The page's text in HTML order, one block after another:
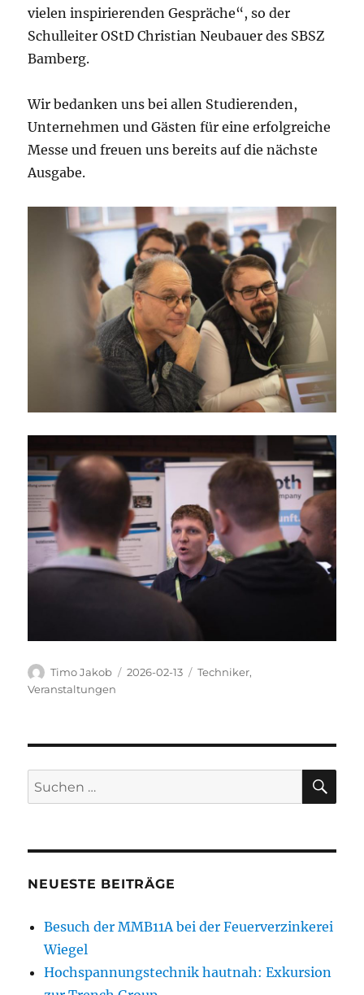
vielen inspirierenden Gespräche“, so der
Schulleiter OStD Christian Neubauer des SBSZ
Bamberg.
Wir bedanken uns bei allen Studierenden,
Unternehmen und Gästen für eine erfolgreiche
Messe und freuen uns bereits auf die nächste
Ausgabe.
Autor
Timo Jakob
Veröffentlicht
2026-02-13 Kategorien
Techniker,
Veranstaltungen
Suchen
nach:
NEUESTE BEITRÄGE
Besuch der MMB11A bei der Feuerverzinkerei
Wiegel
Hochspannungstechnik hautnah: Exkursion